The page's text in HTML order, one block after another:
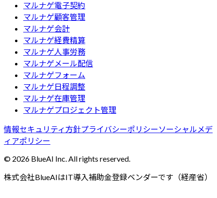
マルナゲ電子契約
マルナゲ顧客管理
マルナゲ会計
マルナゲ経費精算
マルナゲ人事労務
マルナゲメール配信
マルナゲフォーム
マルナゲ日程調整
マルナゲ在庫管理
マルナゲプロジェクト管理
情報セキュリティ方針プライバシーポリシー ソーシャルメデ
ィアポリシー
© 2026 BlueAI Inc. All rights reserved.
株式会社BlueAIはIT導入補助金登録ベンダーです（経産省）